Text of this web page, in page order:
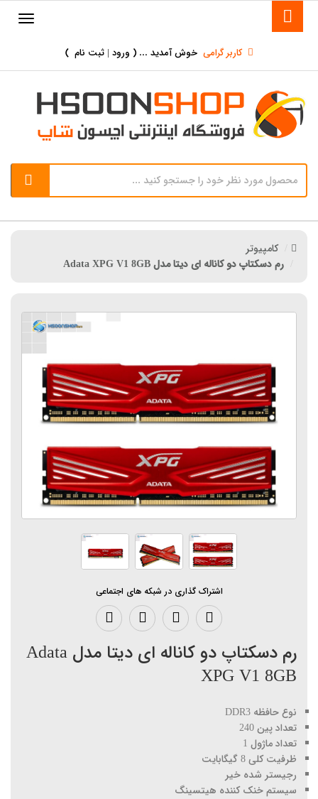
کاربر گرامی خوش آمدید ... ( ورود | ثبت نام )
کامپیوتر
رم دسکتاپ دو کاناله ای دیتا مدل Adata XPG V1 8GB
اشتراک گذاری در شبکه های اجتماعی
رم دسکتاپ دو کاناله ای دیتا مدل Adata
XPG V1 8GB
نوع حافظه DDR3
تعداد پین 240
تعداد ماژول 1
ظرفیت کلی 8 گیگابایت
رجیستر شده خیر
سیستم خنک کننده هیتسینگ